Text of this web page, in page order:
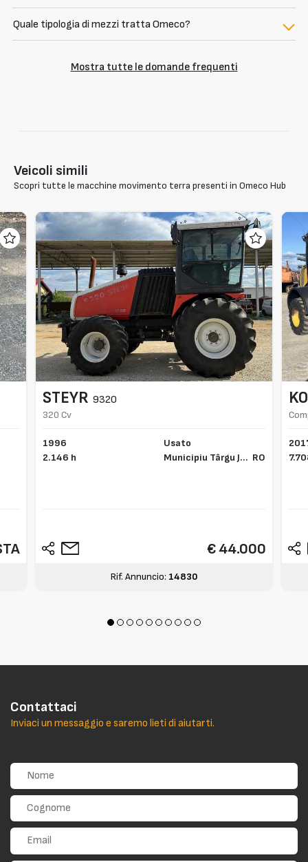
Quale tipologia di mezzi tratta Omeco?
Mostra tutte le domande frequenti
Veicoli simili
Scopri tutte le macchine movimento terra presenti in Omeco Hub
STEYR 9320
320 Cv
1996
2.146 h
Usato
Municipiu Târgu Ji
RO
€ 44.000
Rif. Annuncio: 14830
Contattaci
Inviaci un messaggio e saremo lieti di aiutarti.